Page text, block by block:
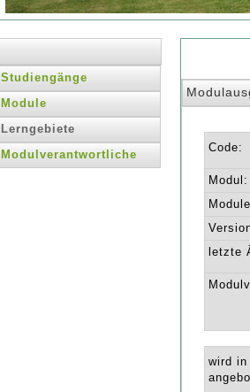
Studiengänge
Module
Lerngebiete
Modulverantwortliche
Code:
Modul:
letzte
wird in